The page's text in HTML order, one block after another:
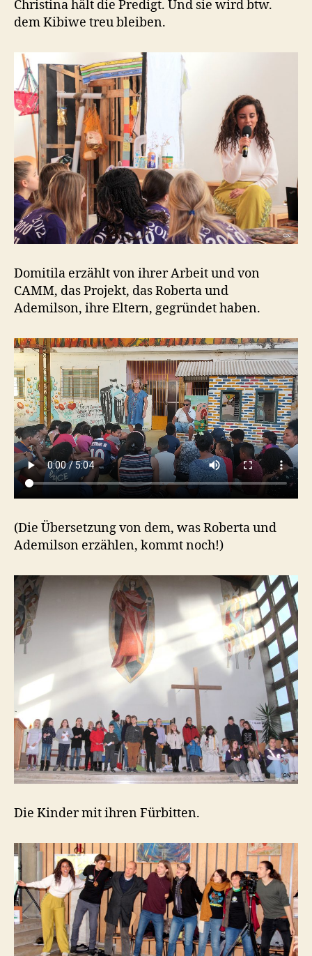
Christina hält die Predigt. Und sie wird btw.
dem Kibiwe treu bleiben.
Domitila erzählt von ihrer Arbeit und von
CAMM, das Projekt, das Roberta und
Ademilson, ihre Eltern, gegründet haben.
(Die Übersetzung von dem, was Roberta und
Ademilson erzählen, kommt noch!)
Die Kinder mit ihren Fürbitten.